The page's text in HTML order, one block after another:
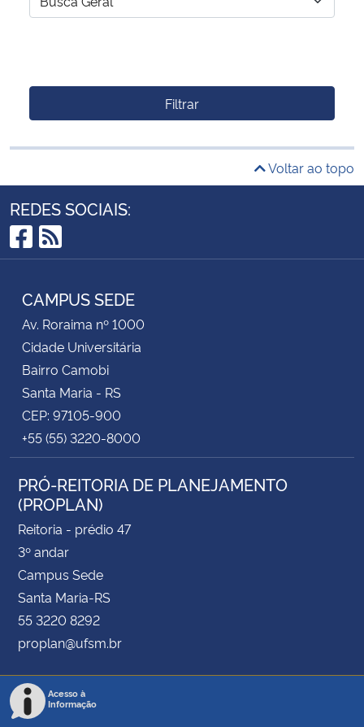
Filtrar
Voltar ao topo
REDES SOCIAIS:
Facebook
RSS
CAMPUS SEDE
Av. Roraima nº 1000
Cidade Universitária
Bairro Camobi
Santa Maria - RS
CEP: 97105-900
+55 (55) 3220-8000
PRÓ-REITORIA DE PLANEJAMENTO
(PROPLAN)
Reitoria - prédio 47
3º andar
Campus Sede
Santa Maria-RS
55 3220 8292
proplan@ufsm.br
Acesso à
Informação